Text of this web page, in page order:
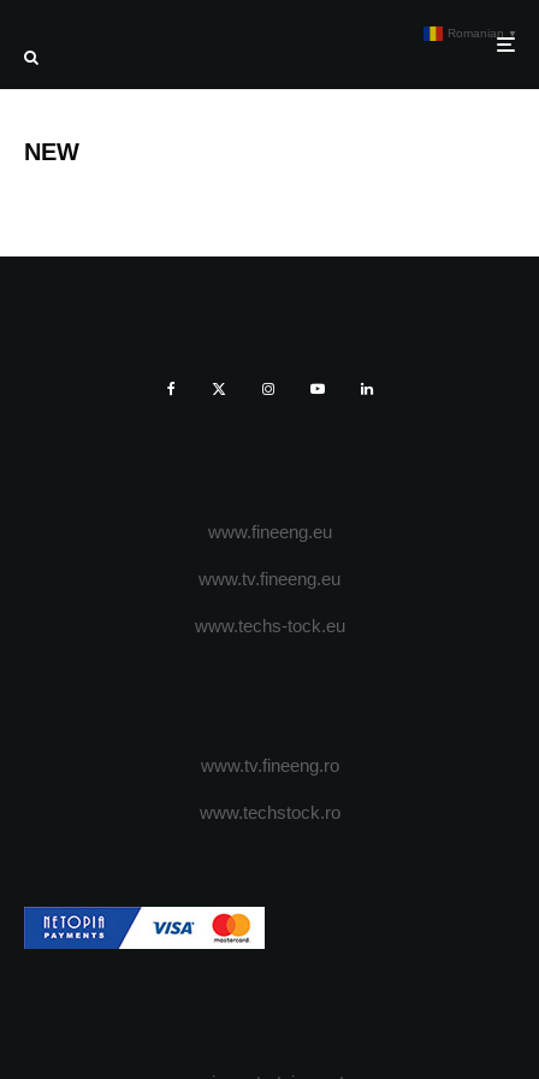
NEW
www.fineeng.eu
www.tv.fineeng.eu
www.techs-tock.eu
www.tv.fineeng.ro
www.techstock.ro
Romanian ▼